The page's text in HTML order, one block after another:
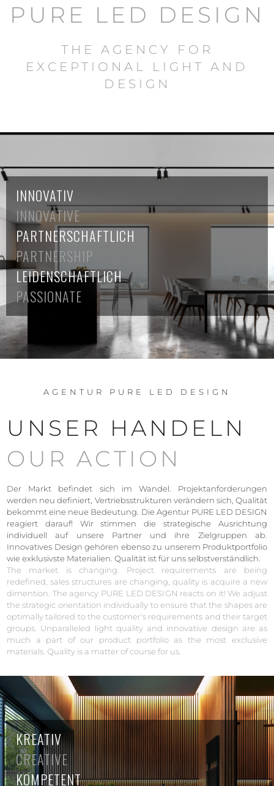
PURE LED DESIGN
THE AGENCY FOR
EXCEPTIONAL LIGHT AND
DESIGN
INNOVATIV
INNOVATIVE
PARTNERSCHAFTLICH
PARTNERSHIP
LEIDENSCHAFTLICH
PASSIONATE
AGENTUR PURE LED DESIGN
UNSER HANDELN
OUR ACTION
Der Markt befindet sich im Wandel. Projektanforderungen
werden neu definiert, Vertriebsstrukturen verändern sich, Qualität
bekommt eine neue Bedeutung. Die Agentur PURE LED DESIGN
reagiert darauf! Wir stimmen die strategische Ausrichtung
individuell auf unsere Partner und ihre Zielgruppen ab.
Innovatives Design gehören ebenso zu unserem Produktportfolio
wie exklusivste Materialien. Qualität ist für uns selbstverständlich.
The market is changing. Project requirements are being
redefined, sales structures are changing, quality is acquire a new
dimention. The agency PURE LED DESIGN reacts on it! We adjust
the strategic orientation individually to ensure that the shapes are
optimally tailored to the customer‘s requirements and their target
groups. Unparalleled light quality and innovative design are as
much a part of our product portfolio as the most exclusive
materials. Quality is a matter of course for us.
KREATIV
CREATIVE
KOMPETENT